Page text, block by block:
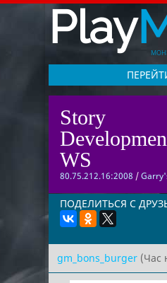
Play
Story
WS
80.75.212.16:2008 /
ПОДЕЛИТЬСЯ С
gm_bons_burger (Час